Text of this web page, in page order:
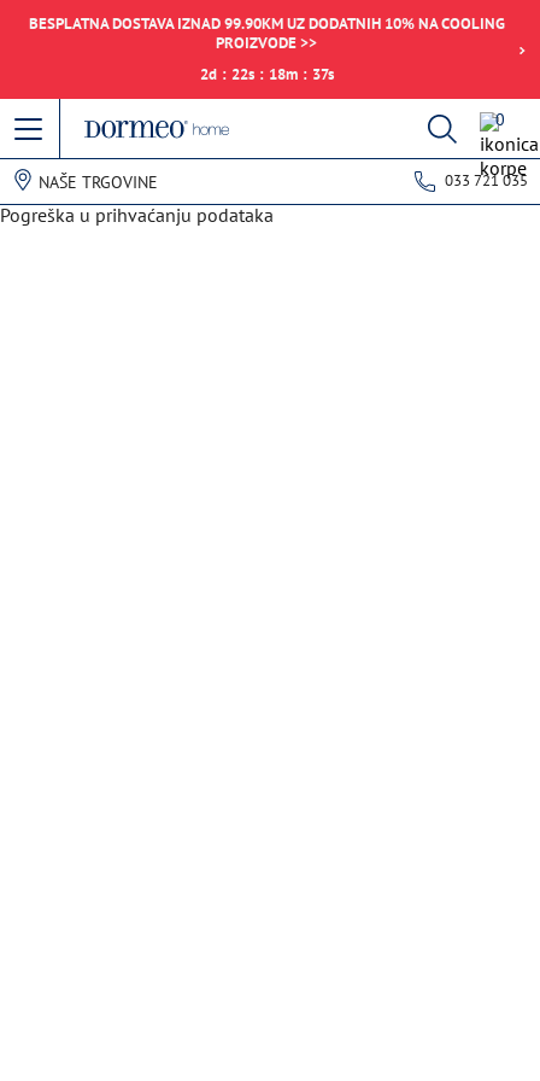
BESPLATNA DOSTAVA IZNAD 99.90KM UZ DODATNIH 10% NA COOLING
PROIZVODE >>
2d : 22s : 18m : 37s
0
NAŠE TRGOVINE 033 721 035
Pogreška u prihvaćanju podataka